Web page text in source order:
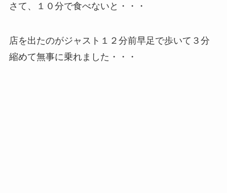
さて、１０分で食べないと・・・
店を出たのがジャスト１２分前早足で歩いて３分
縮めて無事に乗れました・・・